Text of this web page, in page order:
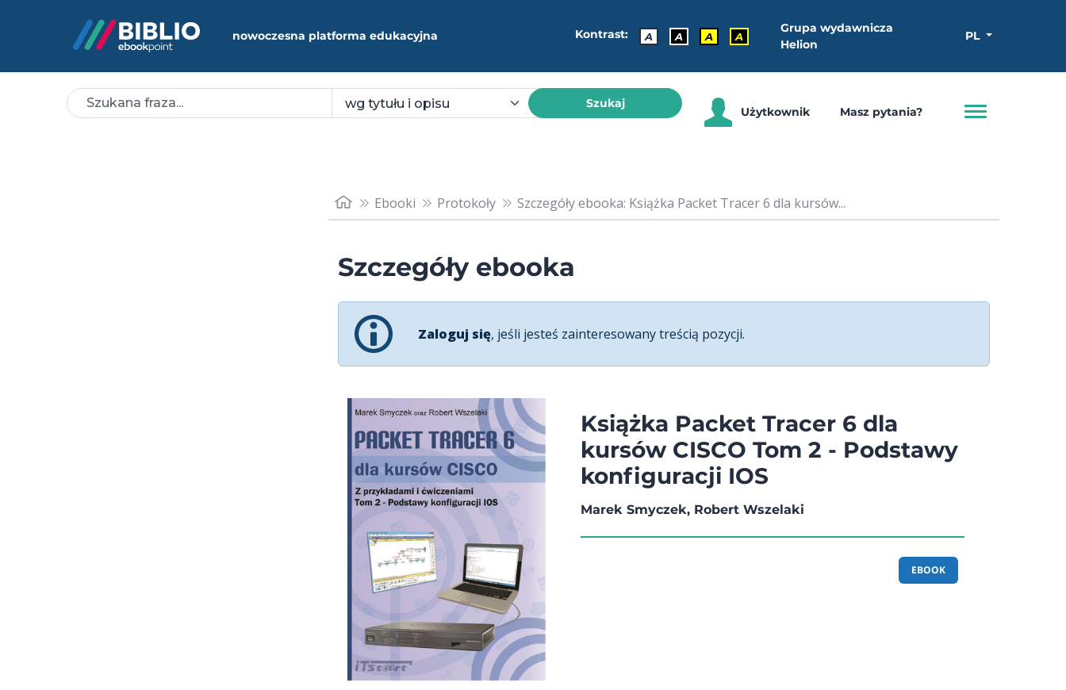
nowoczesna platforma edukacyjna Kontrast: A A A A
Grupa wydawnicza
Helion
PL
Szukaj
Użytkownik Masz pytania?
Ebooki Protokoły Szczegóły ebooka: Książka Packet Tracer 6 dla kursów...
Szczegóły ebooka
Zaloguj się, jeśli jesteś zainteresowany treścią pozycji.
Książka Packet Tracer 6 dla
kursów CISCO Tom 2 - Podstawy
konfiguracji IOS
Marek Smyczek, Robert Wszelaki
EBOOK